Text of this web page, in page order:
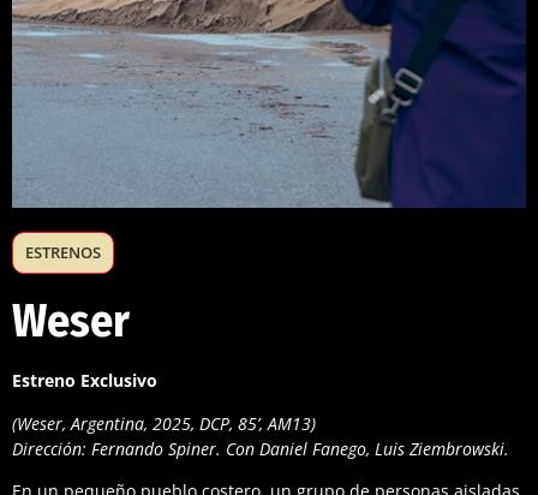
ESTRENOS
Weser
Estreno Exclusivo
(Weser, Argentina, 2025, DCP, 85’, AM13)
Dirección: Fernando Spiner. Con Daniel Fanego, Luis Ziembrowski.